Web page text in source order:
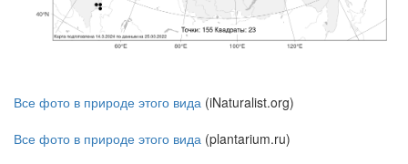
Все фото в природе этого вида (iNaturalist.org)
Все фото в природе этого вида (plantarium.ru)